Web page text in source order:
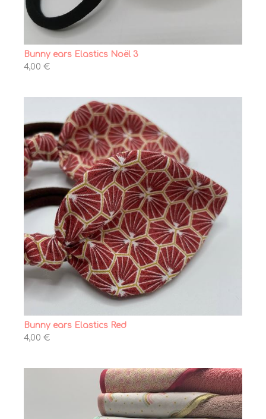
Bunny ears Elastics Noël 3
4,00 €
Bunny ears Elastics Red
4,00 €